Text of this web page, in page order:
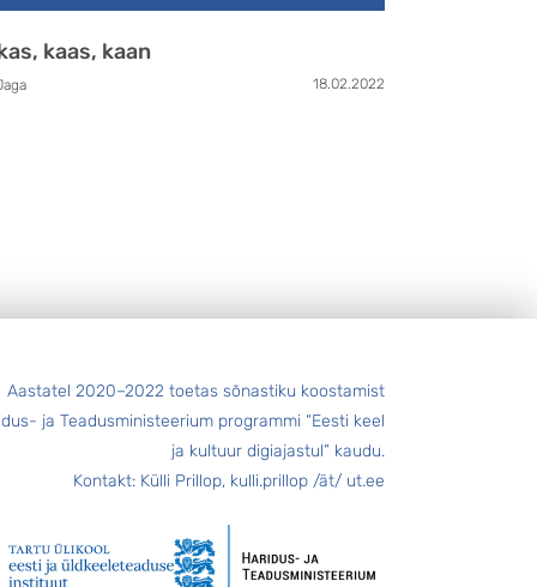
kaas, kaan
18.02.2022
Aastatel 2020–2022 toetas sõnastiku koostamist
ja Teadusministeerium programmi “Eesti keel
ja kultuur digiajastul” kaudu.
Kontakt: Külli Prillop, kulli.prillop /ät/ ut.ee